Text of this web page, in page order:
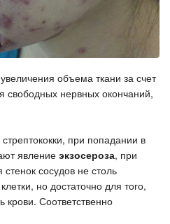
объема ткани за счет
свободных нервных окончаний,
при попадании в
явление экзосероза, при
сосудов не столь
но достаточно для того,
крови. Соответственно